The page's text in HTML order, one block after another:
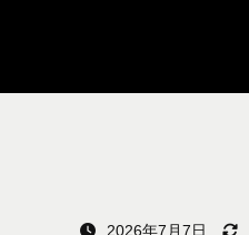
2026年7月7日